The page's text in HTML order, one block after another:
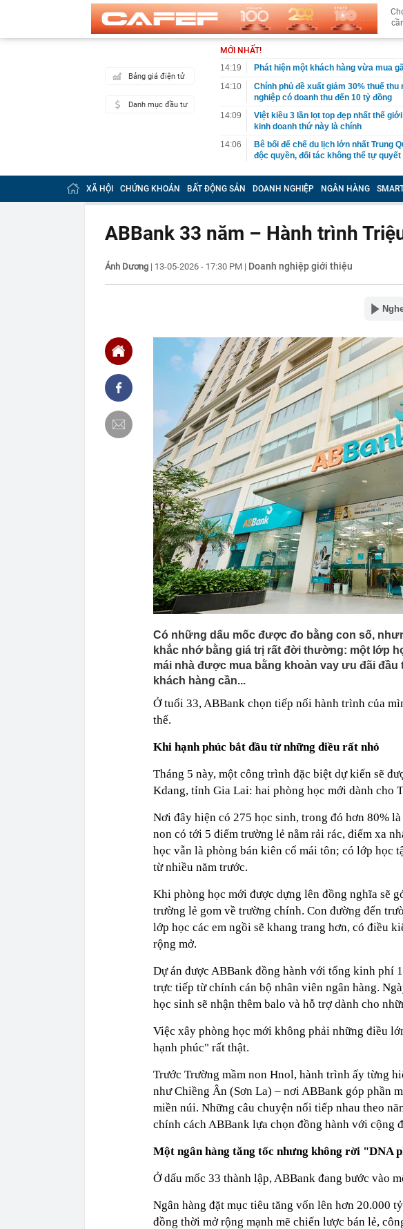
Bảng giá điện tử
Danh mục đầu tư
MỚI NHẤT!
14:19
Phát hiện một khách hàng vừa mua
14:10
Chính phủ đề xuất giảm 30% thuế thu
nghiệp có doanh thu đến 10 tỷ đồng
14:09
Việt kiều 3 lần lọt top đẹp nhất thế
kinh doanh thứ này là chính
14:06
Bê bối đế chế du lịch lớn nhất Trung
độc quyền, đối tác không thể tự quyết
14:04
TPHCM sửa kế hoạch đấu giá 8 lô
14:01
Một người có 3 thói quen này chứng
mình
chuyển khoản
Hiệp: Nước láng giềng Tây Nam lo
Kinh
đàn ông bị công an chặn giao dịch
Hai “siêu cẩu” 1.450 tấn cùng nâng
13:36
Grab bị phạt hơn 1,3 tỷ đồng
13:35
Tình hình hiện tại của Việt Anh - Quỳnh
13:17
Vì sao ngày càng nhiều gia đình thích
sinh?
13:17
Chiến lược bóp nghẹt lực lượng
13:08
Khai thác trái phép titan, Chủ tịch
13:01
Khoan thăm dò, phát hiện bí mật
quặng dày bất thường hé lộ dư địa
13:00
Các nhà khoa học tạo ra virus bằng AI
12:45
Xuân Son xúc động khi trở thành cầu
sử đeo băng đội trưởng ĐT Việt Nam
12:44
Nga bác nghi vấn liên quan vụ drone
12:21
Vì sao Khánh Sky và Hồ Văn Khoa
bị khởi tố?
XÃ HỘI CHỨNG KHOÁN BẤT ĐỘNG SẢN DOANH NGHIỆP NGÂN HÀNG
ABBank 33 năm – Hành trình
Ánh Dương | 13-05-2026 - 17:30 PM | Doanh nghiệp giới thiệu
Có những dấu mốc được đo bằng con số,
khắc nhớ bằng giá trị rất đời thường: một lớp
mái nhà được mua bằng khoản vay ưu đãi
khách hàng cần...
Ở tuổi 33, ABBank chọn tiếp nối hành trình của
thế.
Khi hạnh phúc bắt đầu từ những điều rất nhỏ
Tháng 5 này, một công trình đặc biệt dự kiến sẽ
Kdang, tỉnh Gia Lai: hai phòng học mới dành cho
Nơi đây hiện có 275 học sinh, trong đó hơn 80%
non có tới 5 điểm trường lẻ nằm rải rác, điểm xa
học vẫn là phòng bán kiên cố mái tôn; có lớp học
từ nhiều năm trước.
Khi phòng học mới được dựng lên đồng nghĩa sẽ
trường lẻ gom về trường chính. Con đường đến
lớp học các em ngồi sẽ khang trang hơn, có điều
rộng mở.
Dự án được ABBank đồng hành với tổng kinh phí
trực tiếp từ chính cán bộ nhân viên ngân hàng.
học sinh sẽ nhận thêm balo và hỗ trợ dành cho
Việc xây phòng học mới không phải những điều
hạnh phúc" rất thật.
Trước Trường mầm non Hnol, hành trình ấy từng
như Chiềng Ân (Sơn La) – nơi ABBank góp phần
miền núi. Những câu chuyện nối tiếp nhau theo
chính cách ABBank lựa chọn đồng hành với cộng
Một ngân hàng tăng tốc nhưng không rời "DNA
Ở dấu mốc 33 thành lập, ABBank đang bước vào
Ngân hàng đặt mục tiêu tăng vốn lên hơn 20.000
đồng thời mở rộng mạnh mẽ chiến lược bán lẻ,